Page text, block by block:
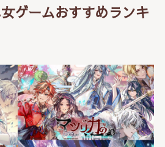
ゲームおすすめランキ